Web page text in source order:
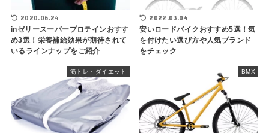
2020.06.24
inゼリースーパープロテインおすす
め3選！栄養補給効果が期待されて
いるラインナップをご紹介
2022.03.04
安いロードバイクおすすめ5選！気
を付けたい選び方や人気ブランド
をチェック
筋トレ・ダイエット BMX